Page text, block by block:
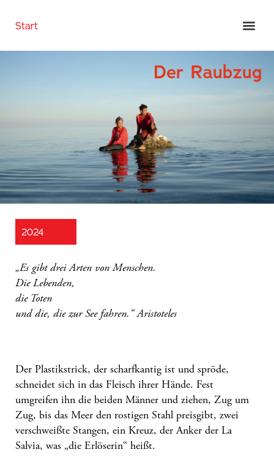
Start
Der Raubzug
2024
„Es gibt drei Arten von Menschen.
Die Lebenden,
die Toten
und die, die zur See fahren.“ Aristoteles
Der Plastikstrick, der scharfkantig ist und spröde,
schneidet sich in das Fleisch ihrer Hände. Fest
umgreifen ihn die beiden Männer und ziehen, Zug um
Zug, bis das Meer den rostigen Stahl preisgibt, zwei
verschweißte Stangen, ein Kreuz, der Anker der La
Salvia, was „die Erlöserin“ heißt.